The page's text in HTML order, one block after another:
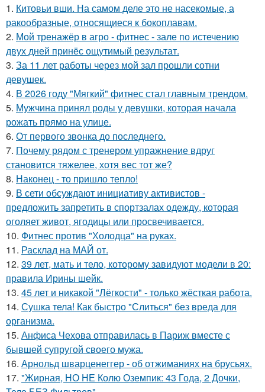
1. Китовьи вши. На самом деле это не насекомые, а
ракообразные, относящиеся к бокоплавам.
2. Мой тренажёр в агро - фитнес - зале по истечению
двух дней принёс ощутимый результат.
3. За 11 лет работы через мой зал прошли сотни
девушек.
4. В 2026 году "Мягкий" фитнес стал главным трендом.
5. Мужчина принял роды у девушки, которая начала
рожать прямо на улице.
6. От первого звонка до последнего.
7. Почему рядом с тренером упражнение вдруг
становится тяжелее, хотя вес тот же?
8. Наконец - то пришло тепло!
9. В сети обсуждают инициативу активистов -
предложить запретить в спортзалах одежду, которая
оголяет живот, ягодицы или просвечивается.
10. Фитнес против "Холодца" на руках.
11. Расклад на МАЙ от.
12. 39 лет, мать и тело, которому завидуют модели в 20:
правила Ирины шейк.
13. 45 лет и никакой "Лёгкости" - только жёсткая работа.
14. Сушка тела! Как быстро "Слиться" без вреда для
организма.
15. Анфиса Чехова отправилась в Париж вместе с
бывшей супругой своего мужа.
16. Арнольд шварценеггер - об отжиманиях на брусьях.
17. "Жирная, НО НЕ Колю Оземпик: 43 Года, 2 Дочки,